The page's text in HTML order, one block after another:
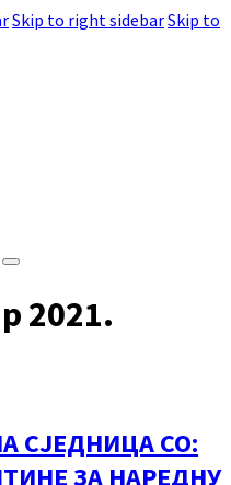
Skip to right sidebarSkip to
2021.
СЈЕДНИЦА СО:
ЗА НАРЕДНУ